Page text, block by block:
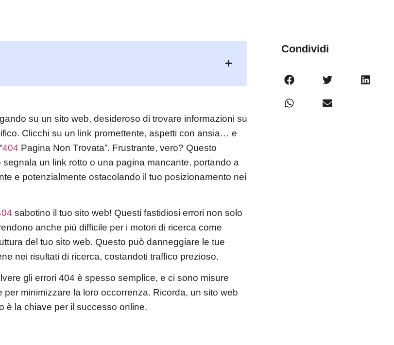
su un sito web, desideroso di trovare informazioni su
Clicchi su un link promettente, aspetti con ansia… e
404 Pagina Non Trovata”. Frustrante, vero? Questo
un link rotto o una pagina mancante, portando a
e potenzialmente ostacolando il tuo posizionamento nei
sabotino il tuo sito web! Questi fastidiosi errori non solo
anche più difficile per i motori di ricerca come
del tuo sito web. Questo può danneggiare le tue
nei risultati di ricerca, costandoti traffico prezioso.
gli errori 404 è spesso semplice, e ci sono misure
per minimizzare la loro occorrenza. Ricorda, un sito web
è la chiave per il successo online.
Condividi